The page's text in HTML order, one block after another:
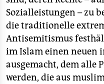
Sozialleistungen – zu
die traditionelle
Antisemitismus
im Islam einen neuen
ausgemacht, dem alle
werden, die aus